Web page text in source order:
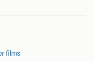
films